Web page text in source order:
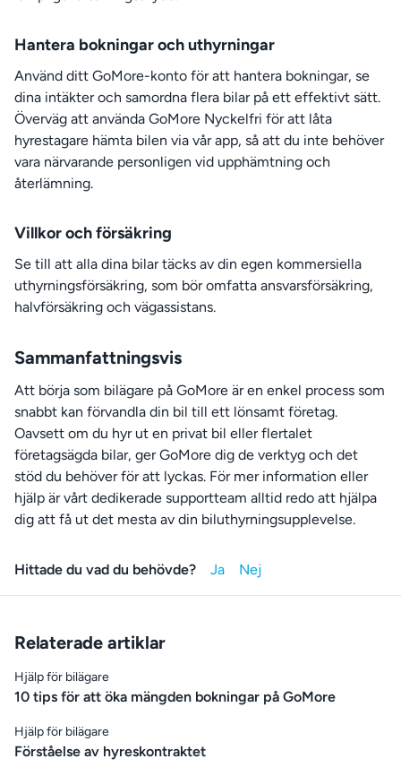
Hantera bokningar och uthyrningar
Använd ditt GoMore-konto för att hantera bokningar, se
dina intäkter och samordna flera bilar på ett effektivt sätt.
Överväg att använda GoMore Nyckelfri för att låta
hyrestagare hämta bilen via vår app, så att du inte behöver
vara närvarande personligen vid upphämtning och
återlämning.
Villkor och försäkring
Se till att alla dina bilar täcks av din egen kommersiella
uthyrningsförsäkring, som bör omfatta ansvarsförsäkring,
halvförsäkring och vägassistans.
Sammanfattningsvis
Att börja som bilägare på GoMore är en enkel process som
snabbt kan förvandla din bil till ett lönsamt företag.
Oavsett om du hyr ut en privat bil eller flertalet
företagsägda bilar, ger GoMore dig de verktyg och det
stöd du behöver för att lyckas. För mer information eller
hjälp är vårt dedikerade supportteam alltid redo att hjälpa
dig att få ut det mesta av din biluthyrningsupplevelse.
Hittade du vad du behövde?
Relaterade artiklar
Hjälp för bilägare
10 tips för att öka mängden bokningar på GoMore
Hjälp för bilägare
Förståelse av hyreskontraktet